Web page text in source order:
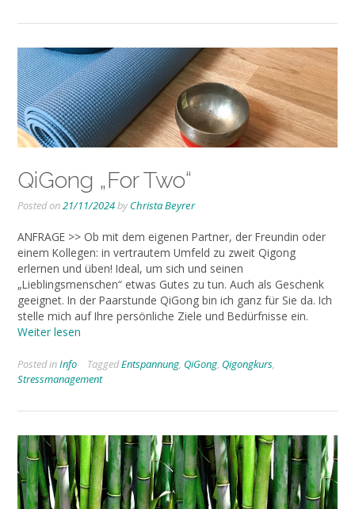
QiGong „For Two“
Posted on21/11/2024by Christa Beyrer
ANFRAGE >> Ob mit dem eigenen Partner, der Freundin oder
einem Kollegen: in vertrautem Umfeld zu zweit Qigong
erlernen und üben! Ideal, um sich und seinen
„Lieblingsmenschen“ etwas Gutes zu tun. Auch als Geschenk
geeignet. In der Paarstunde QiGong bin ich ganz für Sie da. Ich
stelle mich auf Ihre persönliche Ziele und Bedürfnisse ein.
Weiter lesen
Posted inInfo TaggedEntspannung, QiGong, Qigongkurs,
Stressmanagement